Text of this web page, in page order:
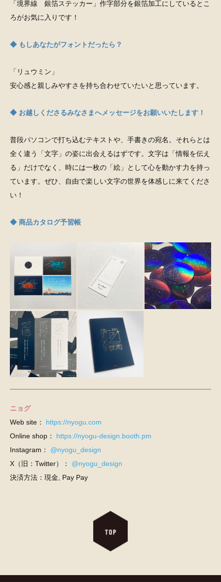
「境界線 銀箔ステッカー」作字部分を銀箔加工にしているとこ
ろがお気に入りです！
◆ もしあなたがフォントだったら？
「リュウミン」
安心感と親しみやすさを持ち合わせていたいと思っています。
◆ お越しくださるみなさまへメッセージをお願いいたします！
普段パソコンで打ち込むテキストや、手書きの宛名。それらとは
全く違う「文字」の姿に出会えるはずです。文字は「情報を伝え
る」だけでなく、時には一枚の「絵」として心を動かす力を持っ
ています。ぜひ、自由で楽しい文字の世界を体感しに来てくださ
い！
◆ 商品カタログ予習帳
ニョグ
Web site： https://nyogu.com
Online shop： https://nyogu-design.booth.pm
Instagram： @nyogu_design
X（旧：Twitter）： @nyogu_design
決済方法：現金, Pay Pay